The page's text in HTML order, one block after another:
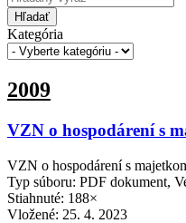
Hľadať
Kategória
2009
VZN o hospodárení s
VZN o hospodárení s
Typ súboru: PDF dokument,
Stiahnuté: 188×
Vložené: 25. 4. 2023